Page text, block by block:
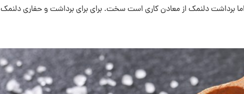
برداشت دلنمک از معادن کاری است سخت. برای برای برداشت و حفاری دلنمک